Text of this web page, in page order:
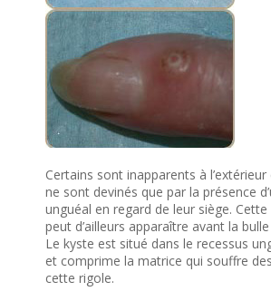
Certains sont inapparents à
ne sont devinés que par la présence
unguéal en regard de leur siège.
peut d’ailleurs apparaître avant la
Le kyste est situé dans le recessus
et comprime la matrice qui souffre
cette rigole.